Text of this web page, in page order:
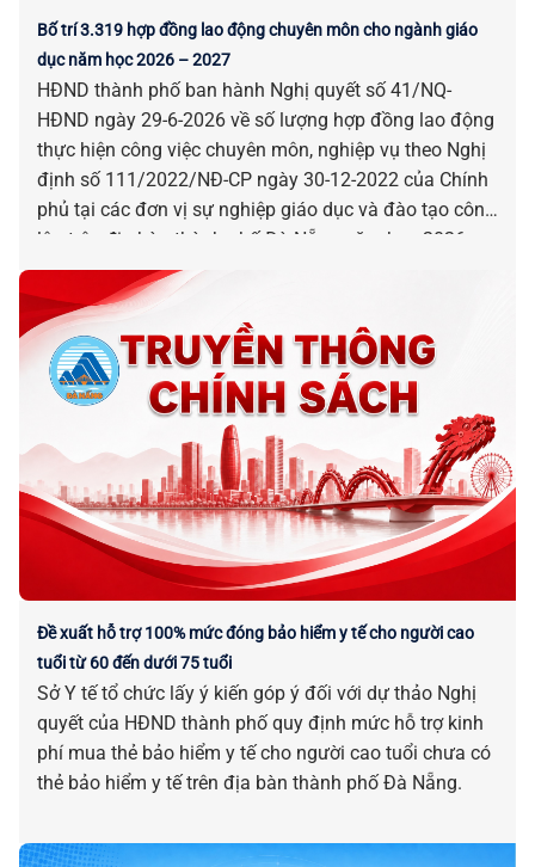
Bố trí 3.319 hợp đồng lao động chuyên môn cho ngành giáo
dục năm học 2026 – 2027
HĐND thành phố ban hành Nghị quyết số 41/NQ-
HĐND ngày 29-6-2026 về số lượng hợp đồng lao động
thực hiện công việc chuyên môn, nghiệp vụ theo Nghị
định số 111/2022/NĐ-CP ngày 30-12-2022 của Chính
phủ tại các đơn vị sự nghiệp giáo dục và đào tạo công
lập trên địa bàn thành phố Đà Nẵng năm học 2026 –
2027.
Đề xuất hỗ trợ 100% mức đóng bảo hiểm y tế cho người cao
tuổi từ 60 đến dưới 75 tuổi
Sở Y tế tổ chức lấy ý kiến góp ý đối với dự thảo Nghị
quyết của HĐND thành phố quy định mức hỗ trợ kinh
phí mua thẻ bảo hiểm y tế cho người cao tuổi chưa có
thẻ bảo hiểm y tế trên địa bàn thành phố Đà Nẵng.